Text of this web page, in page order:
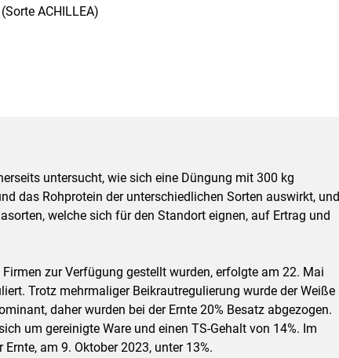
ACHILLEA)
untersucht, wie sich eine Düngung mit 300 kg
das Rohprotein der unterschiedlichen Sorten auswirkt, und
welche sich für den Standort eignen, auf Ertrag und
zur Verfügung gestellt wurden, erfolgte am 22. Mai
Trotz mehrmaliger Beikrautregulierung wurde der Weiße
daher wurden bei der Ernte 20% Besatz abgezogen.
um gereinigte Ware und einen TS-Gehalt von 14%. Im
am 9. Oktober 2023, unter 13%.